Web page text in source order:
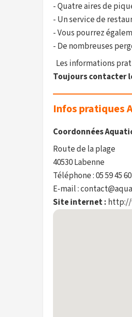
- Quatre aires de
- Un service de
- Vous pourrez
- De nombreuses
Les informations
Toujours contacter
Infos pratiques
Coordonnées
Route de la plage
40530 Labenne
Téléphone : 05 59 45
E-mail :
Site internet : http://